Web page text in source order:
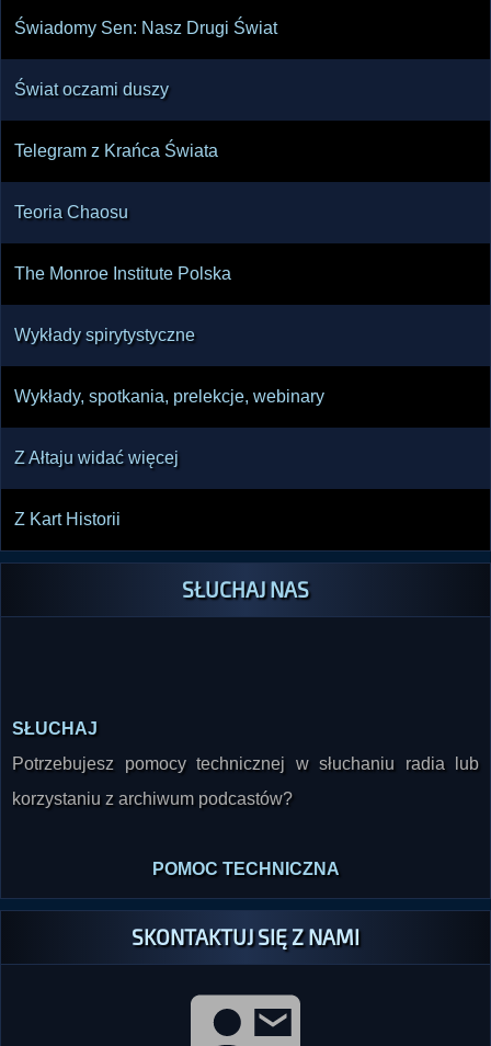
Świadomy Sen: Nasz Drugi Świat
Świat oczami duszy
Telegram z Krańca Świata
Teoria Chaosu
The Monroe Institute Polska
Wykłady spirytystyczne
Wykłady, spotkania, prelekcje, webinary
Z Ałtaju widać więcej
Z Kart Historii
SŁUCHAJ NAS
Potrzebujesz pomocy technicznej w słuchaniu radia lub
korzystaniu z archiwum podcastów?
SKONTAKTUJ SIĘ Z NAMI